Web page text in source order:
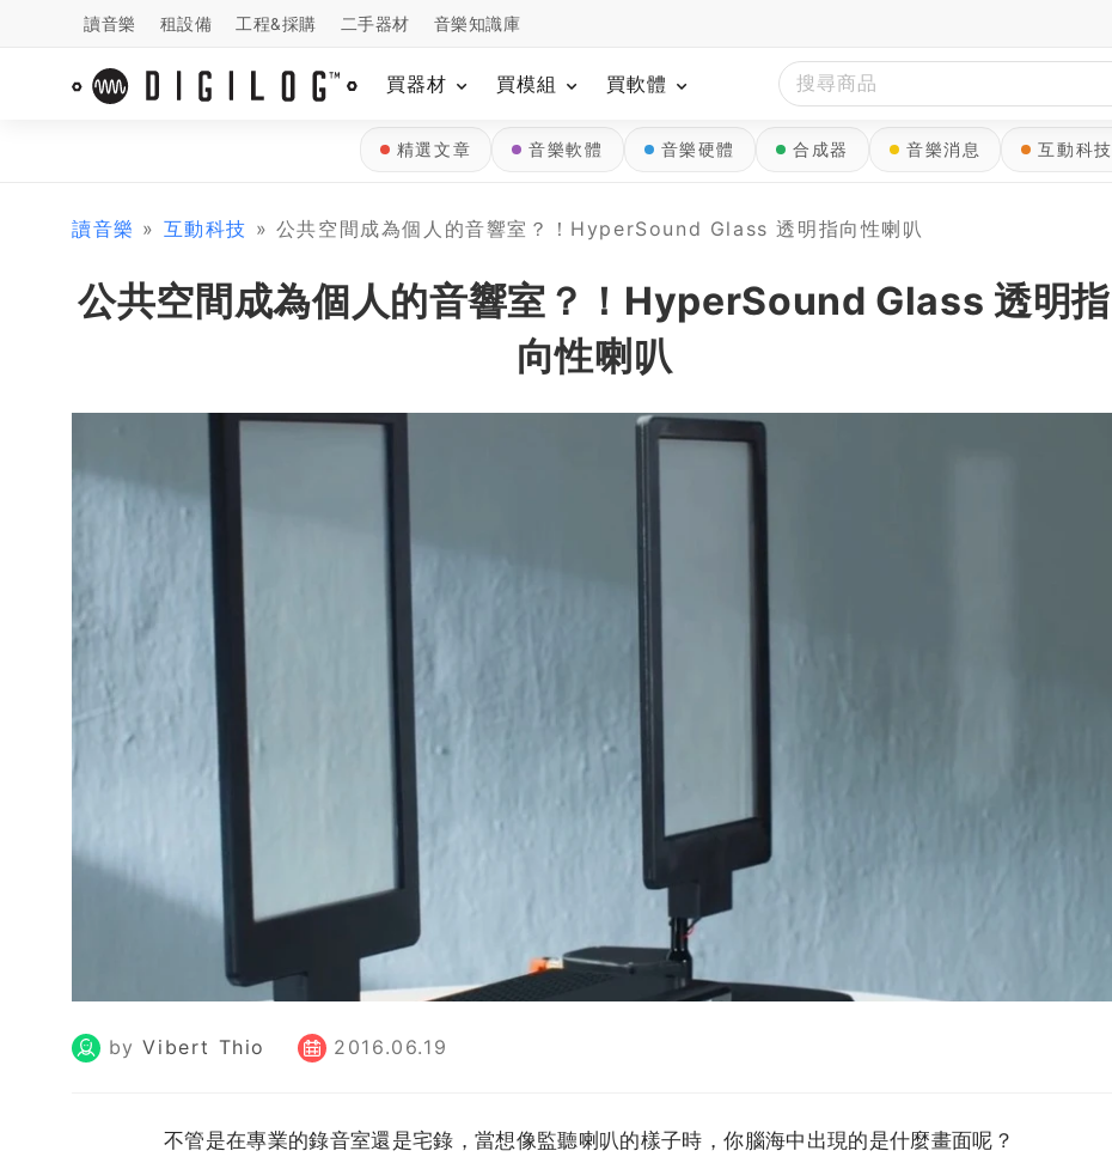
讀音樂 租設備 工程&採購 二手器材 音樂知識庫
買器材 買模組 買軟體
精選文章 音樂軟體 音樂硬體 合成器 音樂消息 互動科技
讀音樂 » 互動科技 » 公共空間成為個人的音響室？！HyperSound Glass 透明指向性喇叭
公共空間成為個人的音響室？！HyperSound Glass 透明指
向性喇叭
byVibert Thio 2016.06.19
不管是在專業的錄音室還是宅錄，當想像監聽喇叭的樣子時，你腦海中出現的是什麼畫面呢？